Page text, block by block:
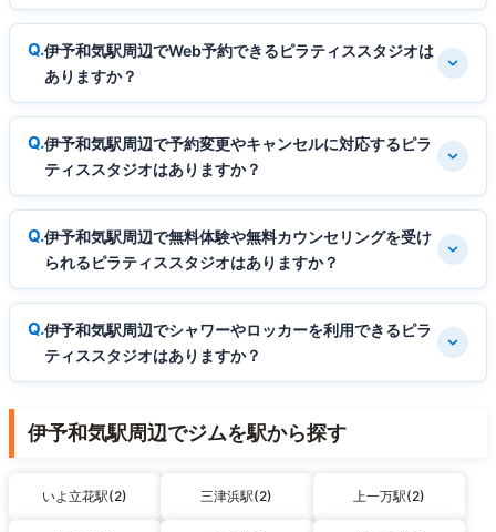
伊予和気駅周辺でWeb予約できるピラティススタジオは
ありますか？
伊予和気駅周辺で予約変更やキャンセルに対応するピラ
ティススタジオはありますか？
伊予和気駅周辺で無料体験や無料カウンセリングを受け
られるピラティススタジオはありますか？
伊予和気駅周辺でシャワーやロッカーを利用できるピラ
ティススタジオはありますか？
伊予和気駅周辺でジムを駅から探す
いよ立花駅(2) 三津浜駅(2) 上一万駅(2)